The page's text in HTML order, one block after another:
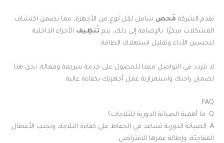
تقدم الشركة فَحص شامل لكلنَوع من الأجهزة، مما يضمن اكتشاف
المشكلات مبكرًا. بالإضافة إلى ذلك، يتم تَنظِيف الأجزاء الداخلية
لتحسين الأداء وتقليل استهلاك الطاقة.
لا تتردد في التواصل معنا للحصول على خدمة سريعة وفعالة. نحن هنا
لضمان راحتك واستمرارية عمل أجهزتك بكفاءة عالية.
FAQ
Q: ما أهمية الصيانة الدورية للثلاجات؟
A: الصيانة الدورية تساعد في الحفاظ على كفاءة الثلاجة، وتجنب الأعطال
المفاجئة، وإطالة عمرها الافتراضي.